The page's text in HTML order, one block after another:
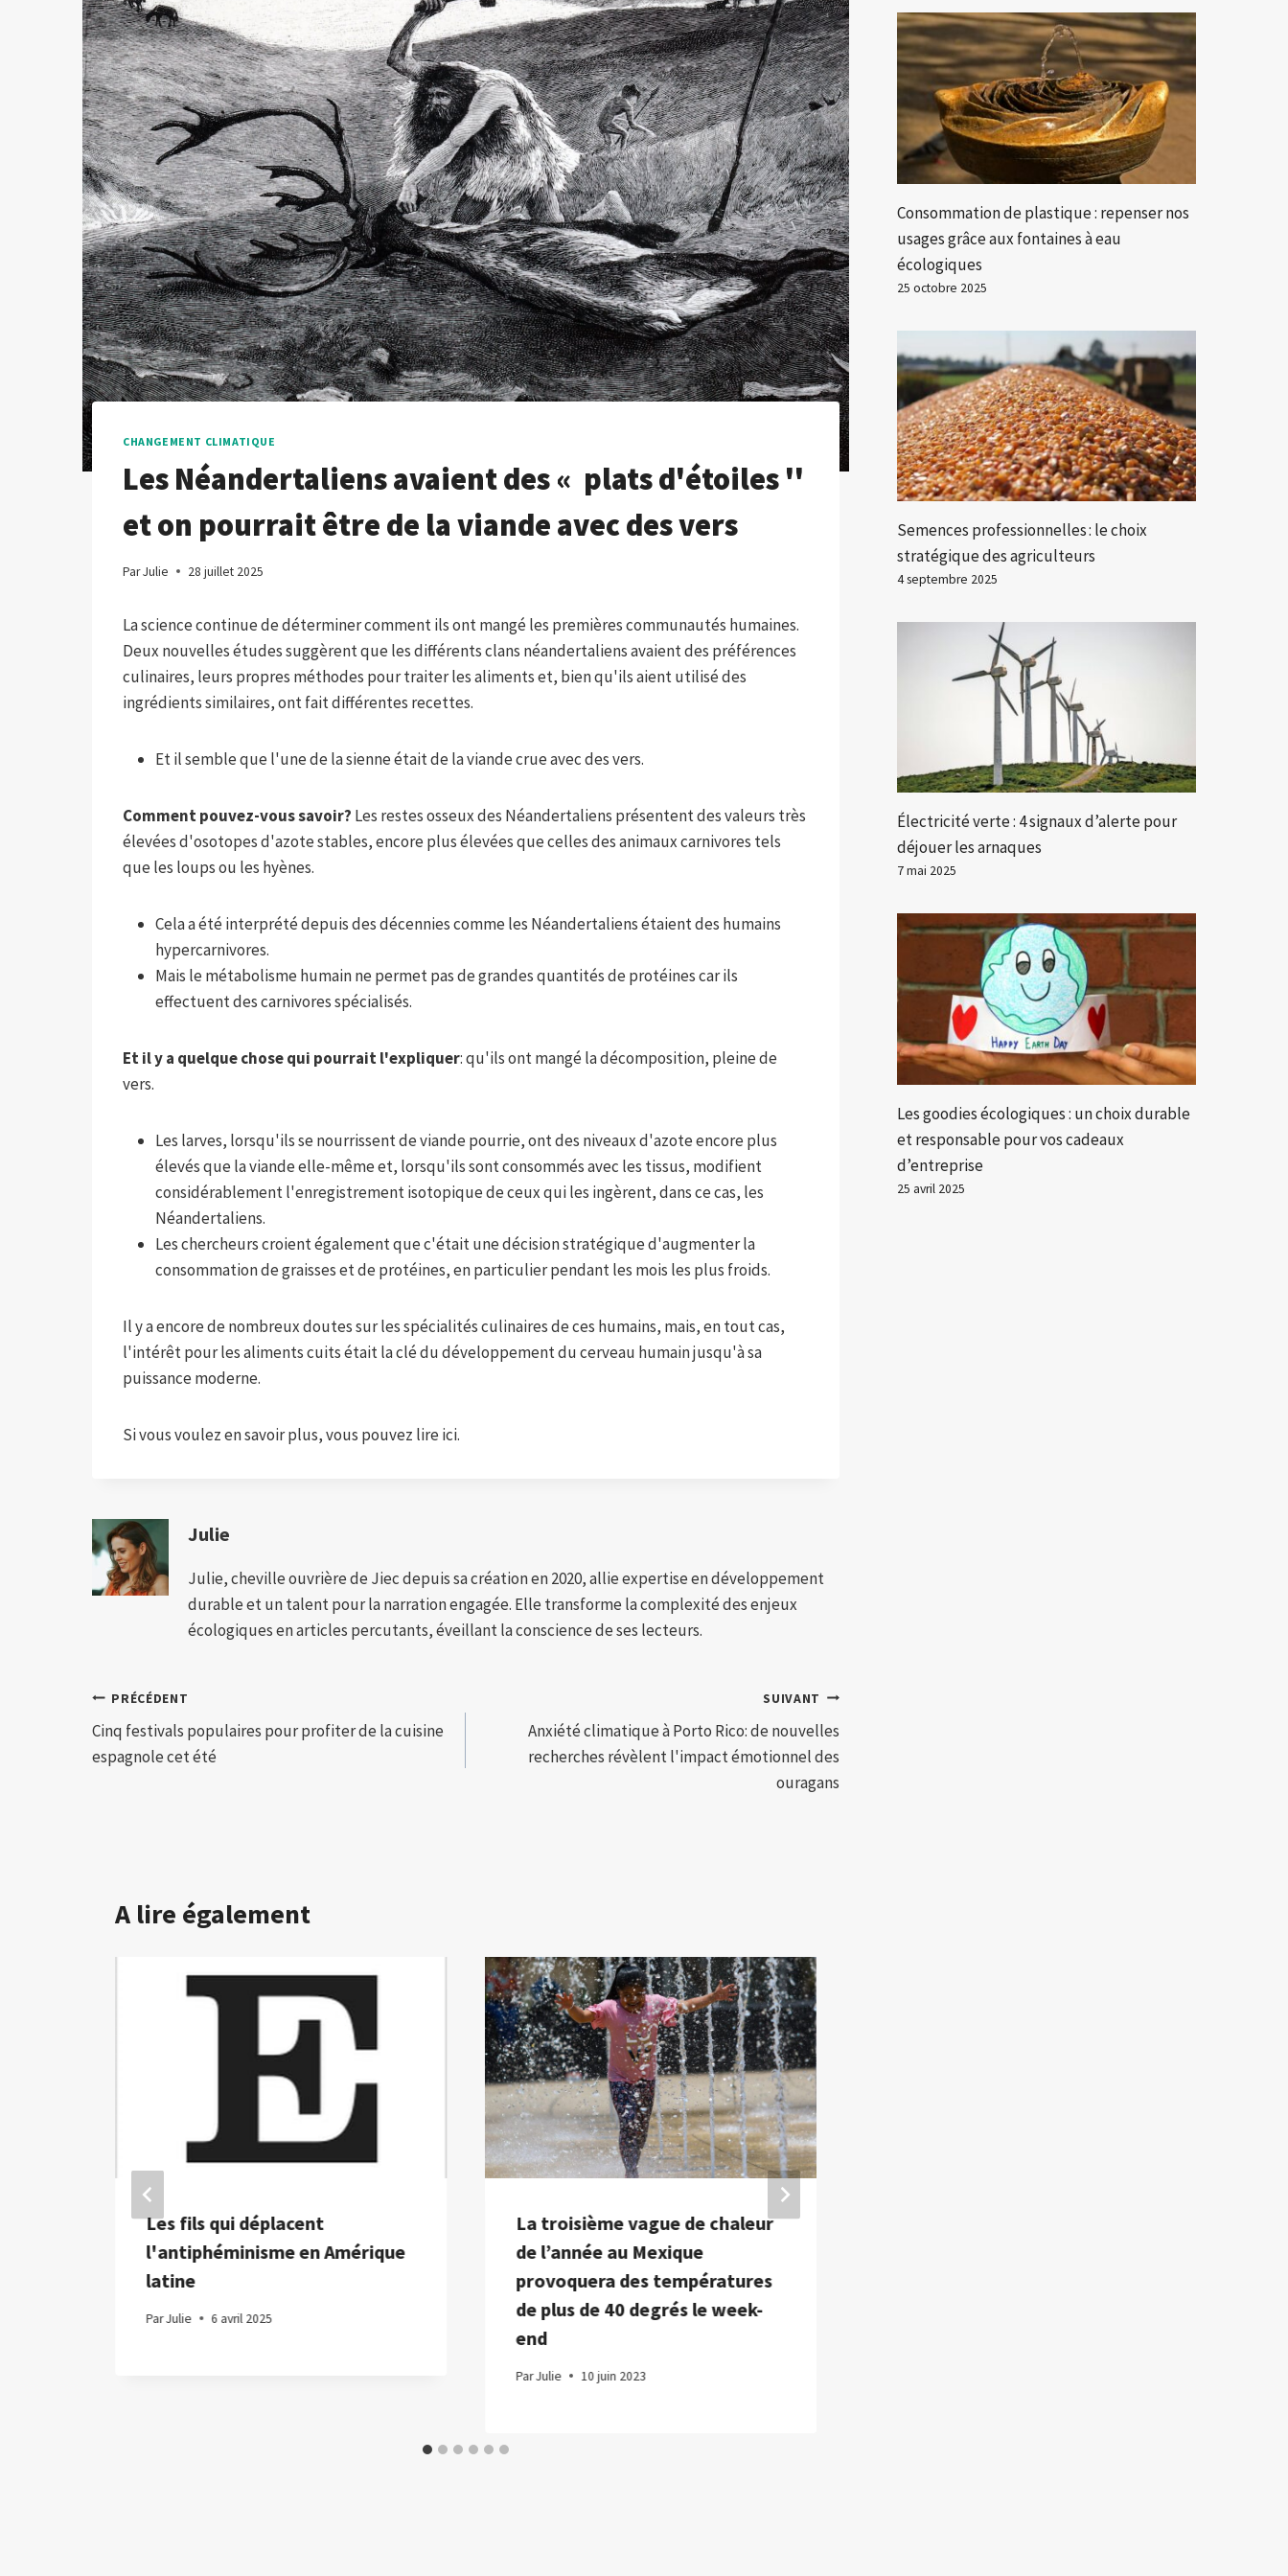
CHANGEMENT CLIMATIQUE
Les Néandertaliens avaient des « plats d'étoiles ''
et on pourrait être de la viande avec des vers
ParJulie 28 juillet 2025
La science continue de déterminer comment ils ont mangé les premières communautés humaines.
Deux nouvelles études suggèrent que les différents clans néandertaliens avaient des préférences
culinaires, leurs propres méthodes pour traiter les aliments et, bien qu'ils aient utilisé des
ingrédients similaires, ont fait différentes recettes.
Et il semble que l'une de la sienne était de la viande crue avec des vers.
Comment pouvez-vous savoir? Les restes osseux des Néandertaliens présentent des valeurs très
élevées d'osotopes d'azote stables, encore plus élevées que celles des animaux carnivores tels
que les loups ou les hyènes.
Cela a été interprété depuis des décennies comme les Néandertaliens étaient des humains
hypercarnivores.
Mais le métabolisme humain ne permet pas de grandes quantités de protéines car ils
effectuent des carnivores spécialisés.
Et il y a quelque chose qui pourrait l'expliquer: qu'ils ont mangé la décomposition, pleine de
vers.
Les larves, lorsqu'ils se nourrissent de viande pourrie, ont des niveaux d'azote encore plus
élevés que la viande elle-même et, lorsqu'ils sont consommés avec les tissus, modifient
considérablement l'enregistrement isotopique de ceux qui les ingèrent, dans ce cas, les
Néandertaliens.
Les chercheurs croient également que c'était une décision stratégique d'augmenter la
consommation de graisses et de protéines, en particulier pendant les mois les plus froids.
Il y a encore de nombreux doutes sur les spécialités culinaires de ces humains, mais, en tout cas,
l'intérêt pour les aliments cuits était la clé du développement du cerveau humain jusqu'à sa
puissance moderne.
Si vous voulez en savoir plus, vous pouvez lire ici.
Julie
Julie, cheville ouvrière de Jiec depuis sa création en 2020, allie expertise en développement
durable et un talent pour la narration engagée. Elle transforme la complexité des enjeux
écologiques en articles percutants, éveillant la conscience de ses lecteurs.
Navigation
de
PRÉCÉDENT
Cinq festivals populaires pour profiter de la cuisine
espagnole cet été
SUIVANT
Anxiété climatique à Porto Rico: de nouvelles
recherches révèlent l'impact émotionnel des
ouragans
A lire également
Les fils qui déplacent
l'antiphéminisme en Amérique
latine
ParJulie 6 avril 2025
La troisième vague de chaleur
de l’année au Mexique
provoquera des températures
de plus de 40 degrés le week-
end
ParJulie 10 juin 2023
Consommation de plastique : repenser nos
usages grâce aux fontaines à eau
écologiques
25 octobre 2025
Semences professionnelles : le choix
stratégique des agriculteurs
4 septembre 2025
Électricité verte : 4 signaux d’alerte pour
déjouer les arnaques
7 mai 2025
Les goodies écologiques : un choix durable
et responsable pour vos cadeaux
d’entreprise
25 avril 2025